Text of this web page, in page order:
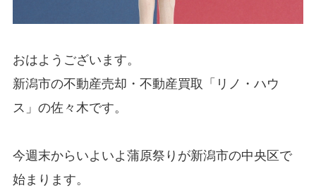
おはようございます。
新潟市の不動産売却・不動産買取 「 リノ・ハウ
ス 」の佐々木です。
今週末からいよいよ蒲原祭りが新潟市の中央区で
始まります。